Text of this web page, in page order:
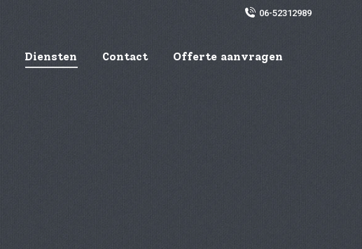
06-52312989
Diensten Contact Offerte aanvragen